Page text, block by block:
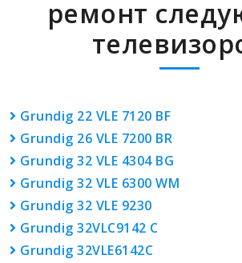
ремонт
Grundig 22 VLE 7120 BF
Grundig 26 VLE 7200 BR
Grundig 32 VLE 4304 BG
Grundig 32 VLE 6300 WM
Grundig 32 VLE 9230
Grundig 32VLC9142 C
Grundig 32VLE6142C